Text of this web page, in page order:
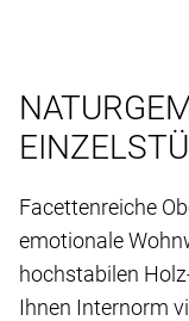
Facettenreiche
emotionale
hochstabilen
Ihnen Internorm